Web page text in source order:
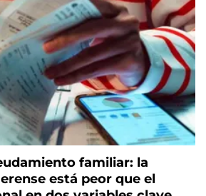
familiar: la
está peor que el